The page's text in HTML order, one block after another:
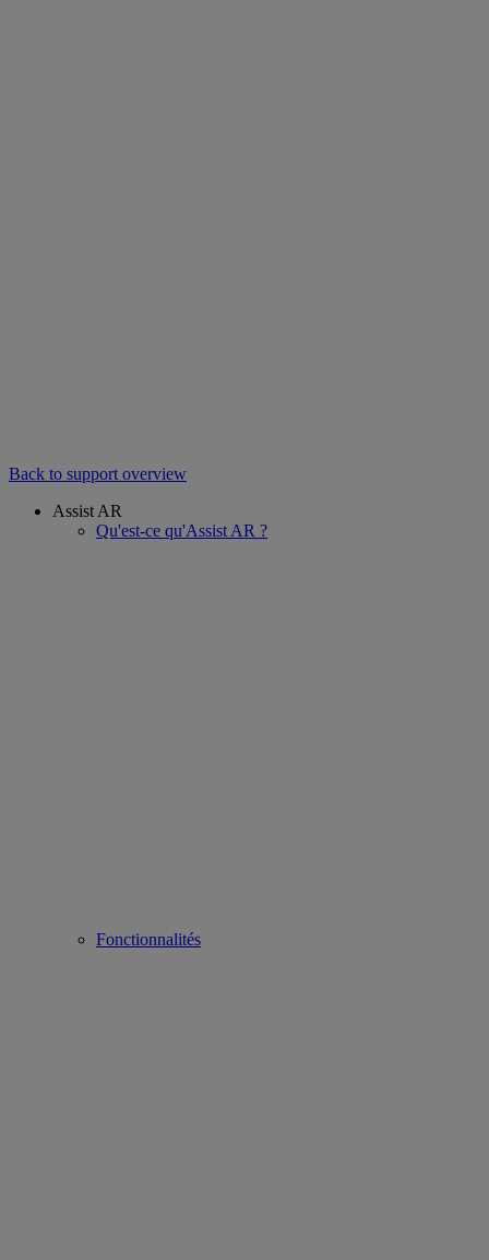
Back to support overview
Assist AR
Qu'est-ce qu'Assist AR ?
Fonctionnalités